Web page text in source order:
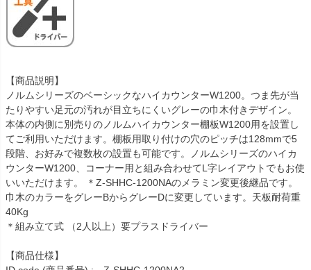
【商品説明】
ノルムシリーズのベーシックなハイカウンターW1200。つま先が当
たりやすい足元の汚れが目立ちにくいグレーの巾木付きデザイン。
本体の内側に別売りのノルムハイカウンター棚板W1200用を設置し
てご利用いただけます。棚板用取り付けの穴のピッチは128mmで5
段階、お好みで複数枚の設置も可能です。ノルムシリーズのハイカ
ウンターW1200、コーナー用と組み合わせてL字レイアウトでもお使
いいただけます。 ＊Z-SHHC-1200NAのメラミン変更後継品です。
巾木のカラーをグレーBからグレーDに変更しています。天板耐荷重
40Kg
＊組み立て式 （2人以上）要プラスドライバー
【商品仕様】